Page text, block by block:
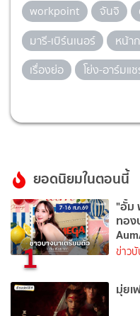
workpoint จันจิ
มารี-เบิร์นเนอร์
หน้า
เรื่องย่อ
โย่ง-อาร์มแ
ยอดนิยมในตอนนี้
1
"อั้ม
ทอ
ข่าว
มุ่ยเ